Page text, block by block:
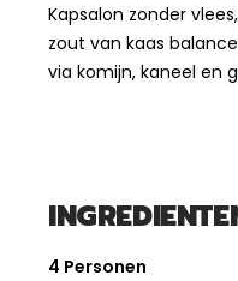
Kapsalon zonder
zout van kaas
via komijn, kaneel en
4 Personen